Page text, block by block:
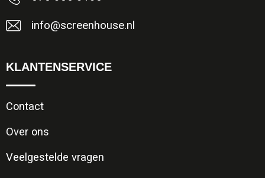
info@screenhouse.nl
KLANTENSERVICE
Contact
Over ons
Veelgestelde vragen